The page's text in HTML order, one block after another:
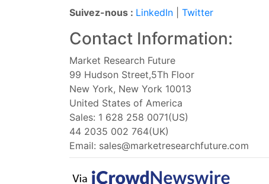
Suivez-nous : LinkedIn Twitter
Contact Information:
Market Research Future
99 Hudson Street,5Th Floor
New York, New York 10013
United States of America
Sales: 1 628 258 0071(US)
44 2035 002 764(UK)
Email: sales@marketresearchfuture.com